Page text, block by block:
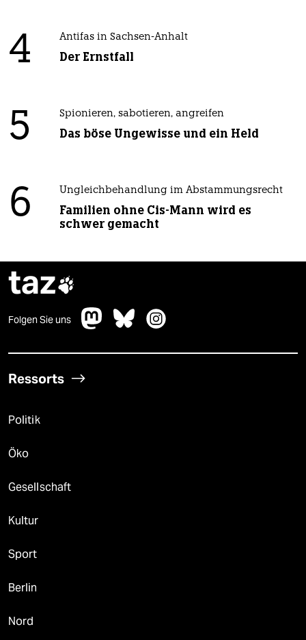
4 Antifas in Sachsen-Anhalt
Der Ernstfall
5 Spionieren, sabotieren, angreifen
Das böse Ungewisse und ein Held
6 Ungleichbehandlung im Abstammungsrecht
Familien ohne Cis-Mann wird es
schwer gemacht
taz
Folgen Sie uns
Ressorts
Politik
Öko
Gesellschaft
Kultur
Sport
Berlin
Nord